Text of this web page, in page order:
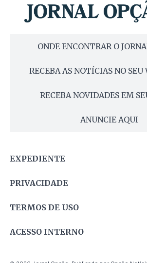
ONDE ENCONTRAR O
RECEBA AS NOTÍCIAS NO SEU
RECEBA NOVIDADES EM
ANUNCIE AQUI
EXPEDIENTE
PRIVACIDADE
TERMOS DE USO
ACESSO INTERNO